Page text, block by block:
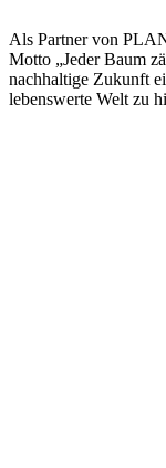
Als Partner von
Motto „Jeder Baum
nachhaltige Zukunft
lebenswerte Welt zu